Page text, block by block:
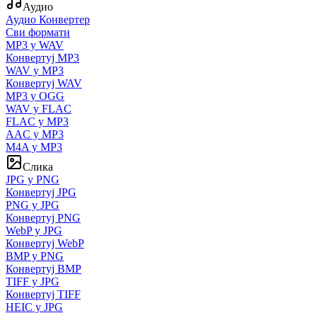
Аудио
Аудио Конвертер
Сви формати
MP3 у WAV
Конвертуј MP3
WAV у MP3
Конвертуј WAV
MP3 у OGG
WAV у FLAC
FLAC у MP3
AAC у MP3
M4A у MP3
Слика
JPG у PNG
Конвертуј JPG
PNG у JPG
Конвертуј PNG
WebP у JPG
Конвертуј WebP
BMP у PNG
Конвертуј BMP
TIFF у JPG
Конвертуј TIFF
HEIC у JPG